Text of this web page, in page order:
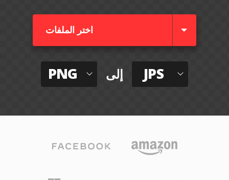
اختر الملفات
PNG إلى JPS